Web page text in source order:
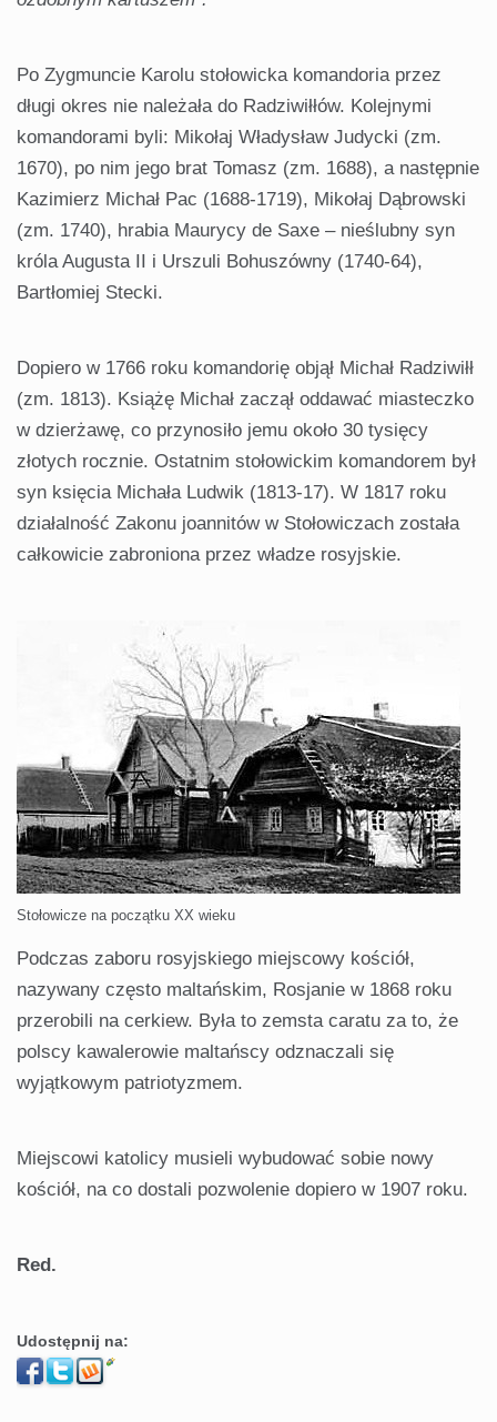
Po Zygmuncie Karolu stołowicka komandoria przez
długi okres nie należała do Radziwiłłów. Kolejnymi
komandorami byli: Mikołaj Władysław Judycki (zm.
1670), po nim jego brat Tomasz (zm. 1688), a następnie
Kazimierz Michał Pac (1688-1719), Mikołaj Dąbrowski
(zm. 1740), hrabia Maurycy de Saxe – nieślubny syn
króla Augusta II i Urszuli Bohuszówny (1740-64),
Bartłomiej Stecki.
Dopiero w 1766 roku komandorię objął Michał Radziwiłł
(zm. 1813). Książę Michał zaczął oddawać miasteczko
w dzierżawę, co przynosiło jemu około 30 tysięcy
złotych rocznie. Ostatnim stołowickim komandorem był
syn księcia Michała Ludwik (1813-17). W 1817 roku
działalność Zakonu joannitów w Stołowiczach została
całkowicie zabroniona przez władze rosyjskie.
Stołowicze na początku XX wieku
Podczas zaboru rosyjskiego miejscowy kościół,
nazywany często maltańskim, Rosjanie w 1868 roku
przerobili na cerkiew. Była to zemsta caratu za to, że
polscy kawalerowie maltańscy odznaczali się
wyjątkowym patriotyzmem.
Miejscowi katolicy musieli wybudować sobie nowy
kościół, na co dostali pozwolenie dopiero w 1907 roku.
Red.
Udostępnij na: